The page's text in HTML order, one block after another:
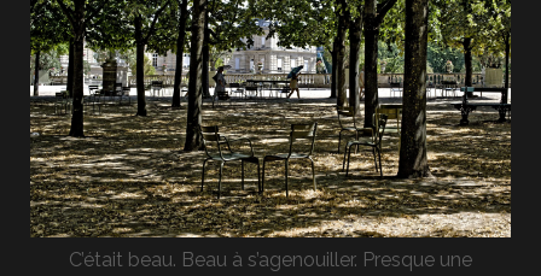
C’était beau. Beau à s’agenouiller. Presque une